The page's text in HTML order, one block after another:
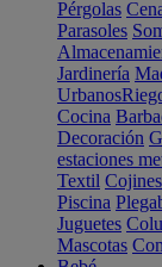
Pérgolas
Parasoles
Jardinería
Urbanos
Cocina
Decoración
estaciones
Textil
Piscina
Juguetes
Mascotas